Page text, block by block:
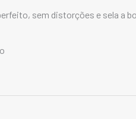
sem distorções e sela a